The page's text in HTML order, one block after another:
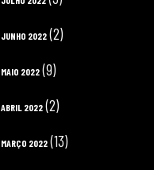
JUNHO 2022 (2)
MAIO 2022 (9)
ABRIL 2022 (2)
MARÇO 2022 (13)